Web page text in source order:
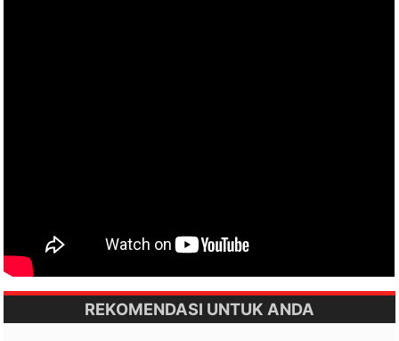
REKOMENDASI UNTUK ANDA